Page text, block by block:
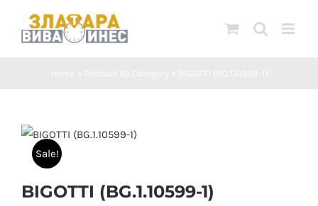
Sale!
BIGOTTI (BG.1.10599-1)